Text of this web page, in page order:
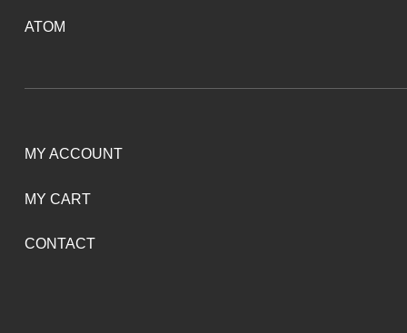
ATOM
MY ACCOUNT
MY CART
CONTACT